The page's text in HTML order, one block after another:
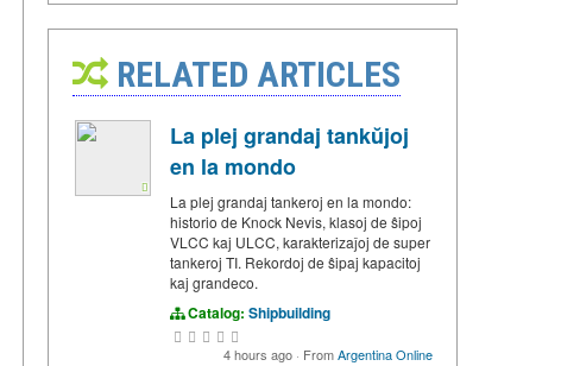
RELATED ARTICLES
La plej grandaj tankŭjoj
en la mondo
La plej grandaj tankeroj en la mondo:
historio de Knock Nevis, klasoj de ŝipoj
VLCC kaj ULCC, karakterizaĵoj de super
tankeroj TI. Rekordoj de ŝipaj kapacitoj
kaj grandeco.
Catalog: Shipbuilding
4 hours ago · FromArgentina Online